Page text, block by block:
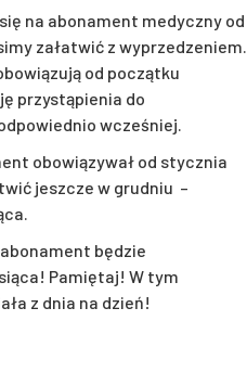
na abonament medyczny od
załatwić z wyprzedzeniem.
od początku
przystąpienia do
wcześniej.
obowiązywał od stycznia
jeszcze w grudniu –
będzie
Pamiętaj! W tym
z dnia na dzień!